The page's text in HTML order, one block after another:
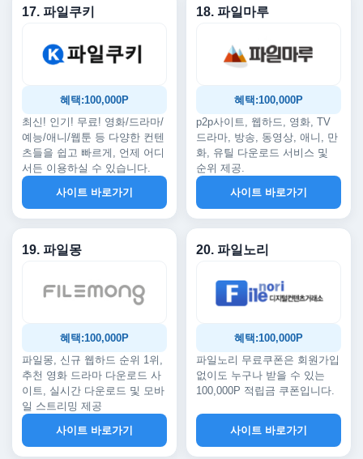
17. 파일쿠키
혜택:100,000P
최신! 인기! 무료! 영화/드라마/
예능/애니/웹툰 등 다양한 컨텐
츠들을 쉽고 빠르게, 언제 어디
서든 이용하실 수 있습니다.
사이트 바로가기
18. 파일마루
혜택:100,000P
p2p사이트, 웹하드, 영화, TV
드라마, 방송, 동영상, 애니, 만
화, 유틸 다운로드 서비스 및
순위 제공.
사이트 바로가기
19. 파일몽
혜택:100,000P
파일몽, 신규 웹하드 순위 1위,
추천 영화 드라마 다운로드 사
이트, 실시간 다운로드 및 모바
일 스트리밍 제공
사이트 바로가기
20. 파일노리
혜택:100,000P
파일노리 무료쿠폰은 회원가입
없이도 누구나 받을 수 있는
100,000P 적립금 쿠폰입니다.
사이트 바로가기